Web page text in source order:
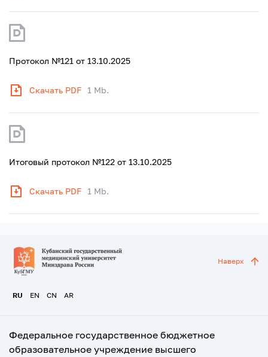
Протокол №121 от 13.10.2025
Скачать PDF 1 Mb.
Итоговый протокол №122 от 13.10.2025
Скачать PDF 1 Mb.
RU EN CN AR
Наверх
Федеральное государственное бюджетное
образовательное учреждение высшего